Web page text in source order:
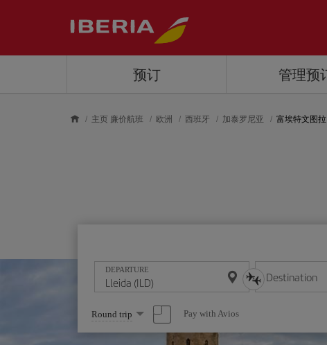
预订 管理预
主页 廉价航班 欧洲 西班牙 加泰罗尼亚 富埃特文图
DEPARTURE Destination
Select
one
option
Round trip Pay with Avios